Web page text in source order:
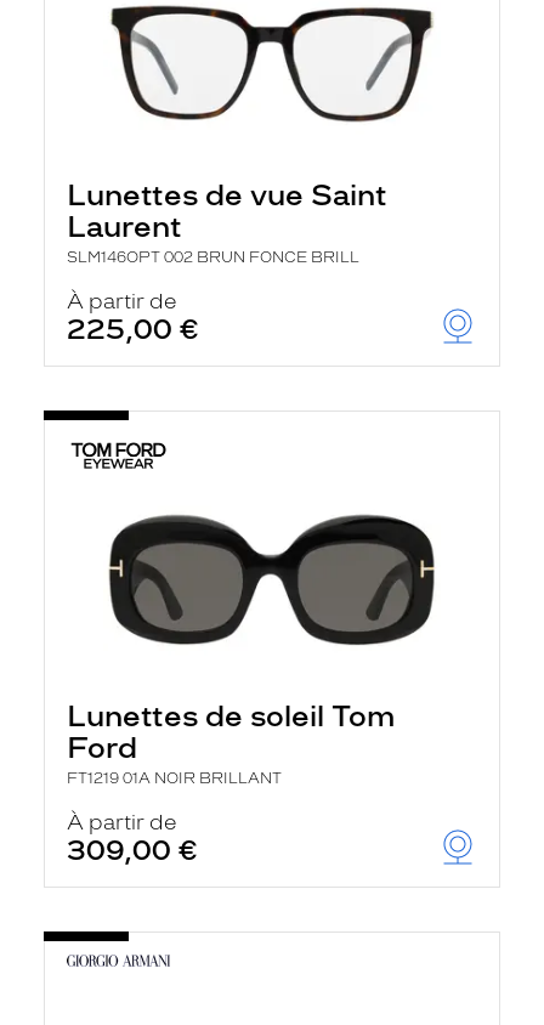
Lunettes de vue Saint
Laurent
SLM146OPT 002 BRUN FONCE BRILL
À partir de
225,00 €
Lunettes de soleil Tom
Ford
FT1219 01A NOIR BRILLANT
À partir de
309,00 €